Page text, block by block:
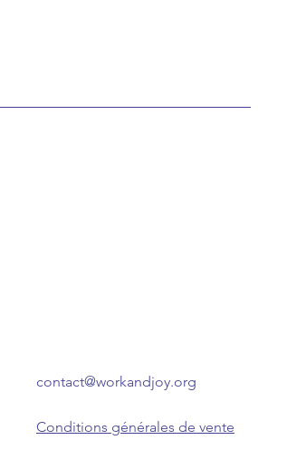
contact@workandjoy.org
Conditions générales de vente